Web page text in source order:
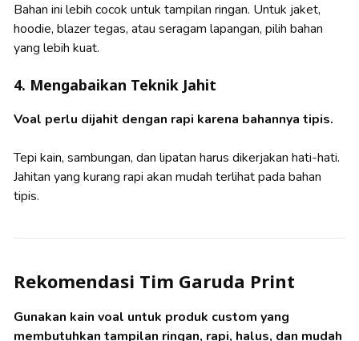
Bahan ini lebih cocok untuk tampilan ringan. Untuk jaket,
hoodie, blazer tegas, atau seragam lapangan, pilih bahan
yang lebih kuat.
4. Mengabaikan Teknik Jahit
Voal perlu dijahit dengan rapi karena bahannya tipis.
Tepi kain, sambungan, dan lipatan harus dikerjakan hati-hati.
Jahitan yang kurang rapi akan mudah terlihat pada bahan
tipis.
Rekomendasi Tim Garuda Print
Gunakan kain voal untuk produk custom yang
membutuhkan tampilan ringan, rapi, halus, dan mudah